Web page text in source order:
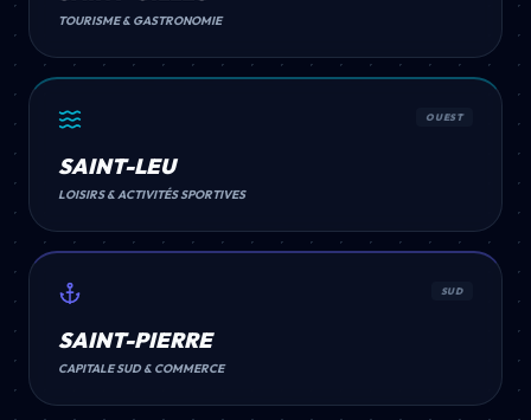
TOURISME & GASTRONOMIE
OUEST
SAINT-LEU
LOISIRS & ACTIVITÉS SPORTIVES
SUD
SAINT-PIERRE
CAPITALE SUD & COMMERCE